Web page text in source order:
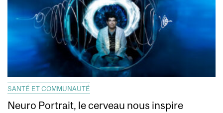
SANTÉ ET COMMUNAUTÉ
Neuro Portrait, le cerveau nous inspire